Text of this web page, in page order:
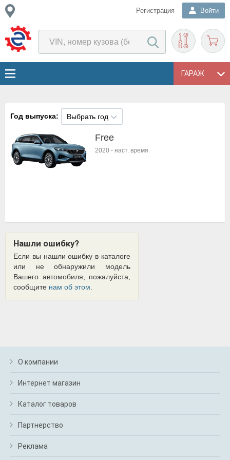
Регистрация Войти
ГАРАЖ
Год выпуска: Выбрать год
Free
2020 - наст. время
Нашли ошибку?
Если вы нашли ошибку в каталоге
или не обнаружили модель
Вашего автомобиля, пожалуйста,
сообщите нам об этом
О компании
Интернет магазин
Каталог товаров
Партнерство
Реклама